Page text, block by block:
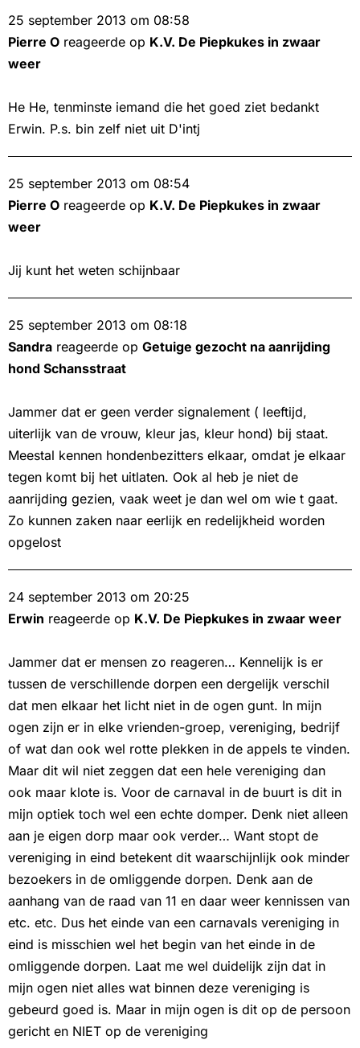
25 september 2013 om 08:58
Pierre O reageerde op K.V. De Piepkukes in zwaar
weer
He He, tenminste iemand die het goed ziet bedankt
Erwin. P.s. bin zelf niet uit D'intj
25 september 2013 om 08:54
Pierre O reageerde op K.V. De Piepkukes in zwaar
weer
Jij kunt het weten schijnbaar
25 september 2013 om 08:18
Sandra reageerde op Getuige gezocht na aanrijding
hond Schansstraat
Jammer dat er geen verder signalement ( leeftijd,
uiterlijk van de vrouw, kleur jas, kleur hond) bij staat.
Meestal kennen hondenbezitters elkaar, omdat je elkaar
tegen komt bij het uitlaten. Ook al heb je niet de
aanrijding gezien, vaak weet je dan wel om wie t gaat.
Zo kunnen zaken naar eerlijk en redelijkheid worden
opgelost
24 september 2013 om 20:25
Erwin reageerde op K.V. De Piepkukes in zwaar weer
Jammer dat er mensen zo reageren… Kennelijk is er
tussen de verschillende dorpen een dergelijk verschil
dat men elkaar het licht niet in de ogen gunt. In mijn
ogen zijn er in elke vrienden-groep, vereniging, bedrijf
of wat dan ook wel rotte plekken in de appels te vinden.
Maar dit wil niet zeggen dat een hele vereniging dan
ook maar klote is. Voor de carnaval in de buurt is dit in
mijn optiek toch wel een echte domper. Denk niet alleen
aan je eigen dorp maar ook verder… Want stopt de
vereniging in eind betekent dit waarschijnlijk ook minder
bezoekers in de omliggende dorpen. Denk aan de
aanhang van de raad van 11 en daar weer kennissen van
etc. etc. Dus het einde van een carnavals vereniging in
eind is misschien wel het begin van het einde in de
omliggende dorpen. Laat me wel duidelijk zijn dat in
mijn ogen niet alles wat binnen deze vereniging is
gebeurd goed is. Maar in mijn ogen is dit op de persoon
gericht en NIET op de vereniging